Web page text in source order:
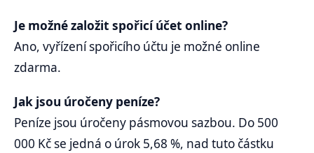
Je možné založit spořicí účet online?
Ano, vyřízení spořicího účtu je možné online
zdarma.
Jak jsou úročeny peníze?
Peníze jsou úročeny pásmovou sazbou. Do 500
000 Kč se jedná o úrok 5,68 %, nad tuto částku